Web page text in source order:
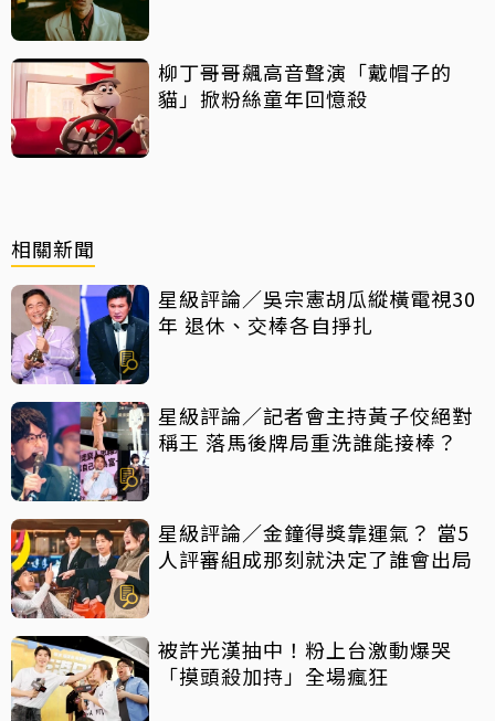
柳丁哥哥飆高音聲演「戴帽子的
貓」掀粉絲童年回憶殺
相關新聞
星級評論／吳宗憲胡瓜縱橫電視30
年 退休、交棒各自掙扎
星級評論／記者會主持黃子佼絕對
稱王 落馬後牌局重洗誰能接棒？
星級評論／金鐘得獎靠運氣？ 當5
人評審組成那刻就決定了誰會出局
被許光漢抽中！粉上台激動爆哭
「摸頭殺加持」全場瘋狂